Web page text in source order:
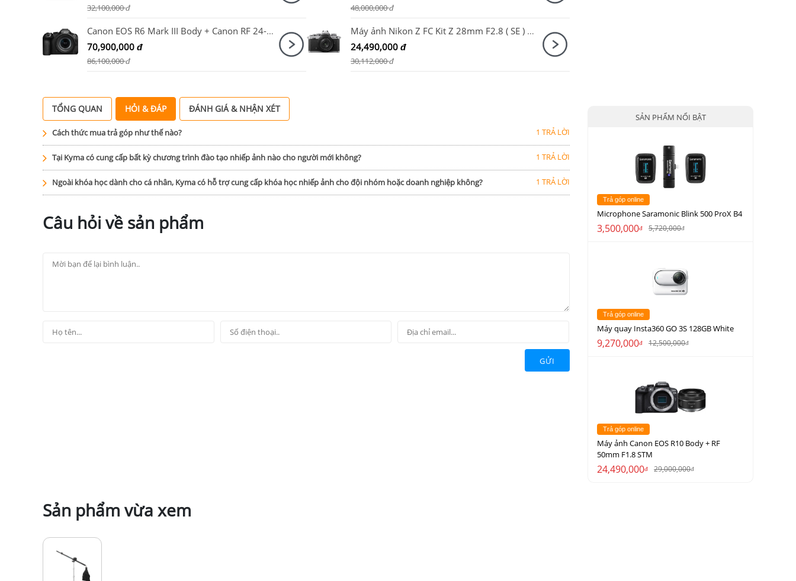
32,100,000đ 48,000,000đ
Canon EOS R6 Mark III Body + Canon RF 24-105mm F4-7.1 IS STM
70,900,000 đ
86,100,000đ
Máy ảnh Nikon Z FC Kit Z 28mm F2.8 ( SE ) Nhập khẩu
24,490,000 đ
30,112,000đ
TỔNG QUAN HỎI & ĐÁP ĐÁNH GIÁ & NHẬN XÉT
Cách thức mua trả góp như thế nào? 1 TRẢ LỜI
Tại Kyma có cung cấp bất kỳ chương trình đào tạo nhiếp ảnh nào cho người mới không? 1 TRẢ LỜI
Ngoài khóa học dành cho cá nhân, Kyma có hỗ trợ cung cấp khóa học nhiếp ảnh cho đội nhóm hoặc doanh nghiệp không? 1 TRẢ LỜI
Câu hỏi về sản phẩm
GỬI
SẢN PHẨM NỔI BẬT
Trả góp online
Microphone Saramonic Blink 500 ProX B4
3,500,000đ 5,720,000đ
Trả góp online
Máy quay Insta360 GO 3S 128GB White
9,270,000đ 12,500,000đ
Trả góp online
Máy ảnh Canon EOS R10 Body + RF
50mm F1.8 STM
24,490,000đ 29,000,000đ
Sản phẩm vừa xem